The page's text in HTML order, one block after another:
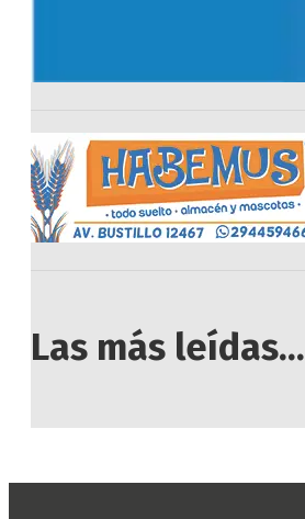
Las más leídas...